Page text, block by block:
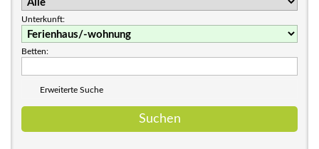
Unterkunft:
Betten:
Erweiterte Suche